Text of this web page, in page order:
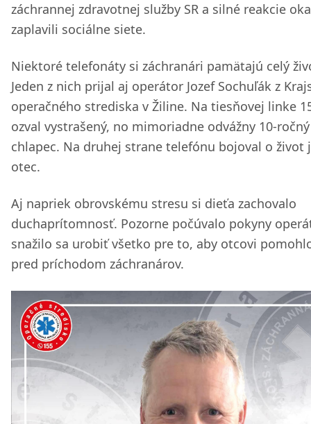
záchrannej zdravotnej služby SR a silné reakcie
zaplavili sociálne siete.
Niektoré telefonáty si záchranári pamätajú celý
Jeden z nich prijal aj operátor Jozef Sochuľák z
operačného strediska v Žiline. Na tiesňovej linke
ozval vystrašený, no mimoriadne odvážny 10-ročný
chlapec. Na druhej strane telefónu bojoval o život
otec.
Aj napriek obrovskému stresu si dieťa zachovalo
duchaprítomnosť. Pozorne počúvalo pokyny
snažilo sa urobiť všetko pre to, aby otcovi
pred príchodom záchranárov.